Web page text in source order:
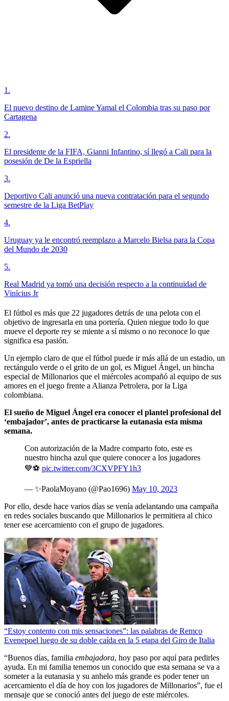
1 .
El nuevo destino de Lamine Yamal el Colombia tras su paso por
Cartagena
2.
El presidente de la FIFA, Gianni Infantino, sí llegó a Cali para la
posesión de De la Espriella
3.
Deportivo Cali anunció una nueva contratación para el segundo
semestre de la Liga BetPlay
4.
Uruguay ya le encontró reemplazo a Marcelo Bielsa para la Copa
del Mundo de 2030
5.
Real Madrid ya tomó una decisión respecto a la continuidad de
Vinícius Jr
El fútbol es más que 22 jugadores detrás de una pelota con el
objetivo de ingresarla en una portería. Quien niegue todo lo que
mueve el deporte rey se miente a sí mismo o no reconoce lo que
significa esa pasión.
Un ejemplo claro de que el fútbol puede ir más allá de un estadio, un
rectángulo verde o el grito de un gol, es Miguel Ángel, un hincha
especial de Millonarios que el miércoles acompañó al equipo de sus
amores en el juego frente a Alianza Petrolera, por la Liga
colombiana.
El sueño de Miguel Ángel era conocer el plantel profesional del
‘embajador’, antes de practicarse la eutanasia esta misma
semana.
Con autorización de la Madre comparto foto, este es
nuestro hincha azul que quiere conocer a los jugadores
💙⚽️ pic.twitter.com/3CXVPFY1h3
— ✨PaolaMoyano (@Pao1696) May 10, 2023
Por ello, desde hace varios días se venía adelantando una campaña
en redes sociales buscando que Millonarios le permitiera al chico
tener ese acercamiento con el grupo de jugadores.
“Estoy contento con mis sensaciones”: las palabras de Remco
Evenepoel luego de su doble caída en la 5 etapa del Giro de Italia
“Buenos días, familia embajadora, hoy paso por aquí para pedirles
ayuda. En mi familia tenemos un conocido que esta semana se va a
someter a la eutanasia y su anhelo más grande es poder tener un
acercamiento el día de hoy con los jugadores de Millonarios”, fue el
mensaje que se conoció antes del juego de este miércoles.